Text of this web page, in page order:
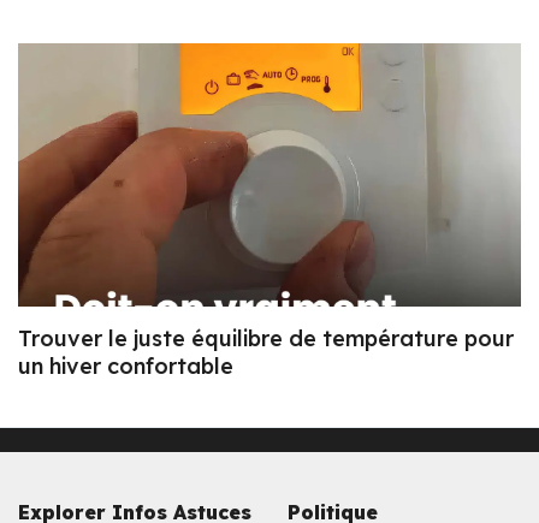
Trouver le juste équilibre de température pour
un hiver confortable
Explorer Infos Astuces Politique